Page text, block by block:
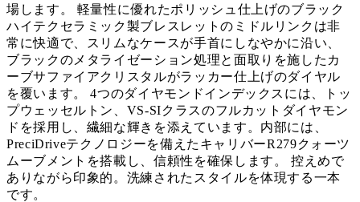
場します。 軽量性に優れたポリッシュ仕上げのブラック
ハイテクセラミック製ブレスレットのミドルリンクは非
常に快適で、スリムなケースが手首にしなやかに沿い、
ブラックのメタライゼーション処理と面取りを施したカ
ーブサファイアクリスタルがラッカー仕上げのダイヤル
を覆います。 4つのダイヤモンドインデックスには、トッ
プウェッセルトン、VS-SIクラスのフルカットダイヤモン
ドを採用し、繊細な輝きを添えています。内部には、
PreciDriveテクノロジーを備えたキャリバーR279クォーツ
ムーブメントを搭載し、信頼性を確保します。 控えめで
ありながら印象的。洗練されたスタイルを体現する一本
です。